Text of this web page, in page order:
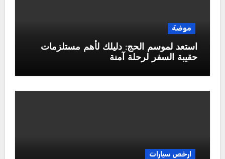
موضة
استعد لموسم الحج: دليلك لأهم مستلزمات
حقيبة السفر لرحلة آمنة
ارخص سيارات